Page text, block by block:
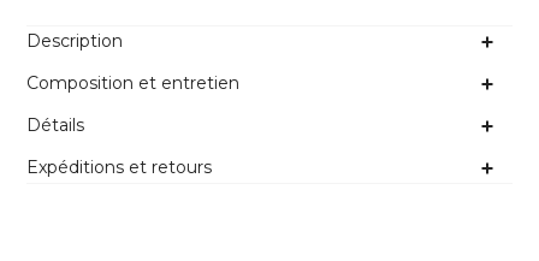
Description
Composition et entretien
Détails
Expéditions et retours